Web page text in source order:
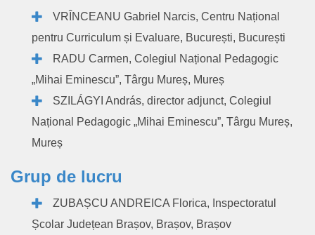
VRÎNCEANU Gabriel Narcis, Centru Național
pentru Curriculum și Evaluare, București, București
RADU Carmen, Colegiul Național Pedagogic
„Mihai Eminescu”, Târgu Mureș, Mureș
SZILÁGYI András, director adjunct, Colegiul
Național Pedagogic „Mihai Eminescu”, Târgu Mureș,
Mureș
Grup de lucru
ZUBAȘCU ANDREICA Florica, Inspectoratul
Școlar Județean Brașov, Brașov, Brașov